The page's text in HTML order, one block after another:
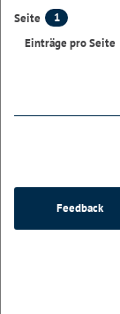
Seite
1
Einträge pro Seite
Feedback